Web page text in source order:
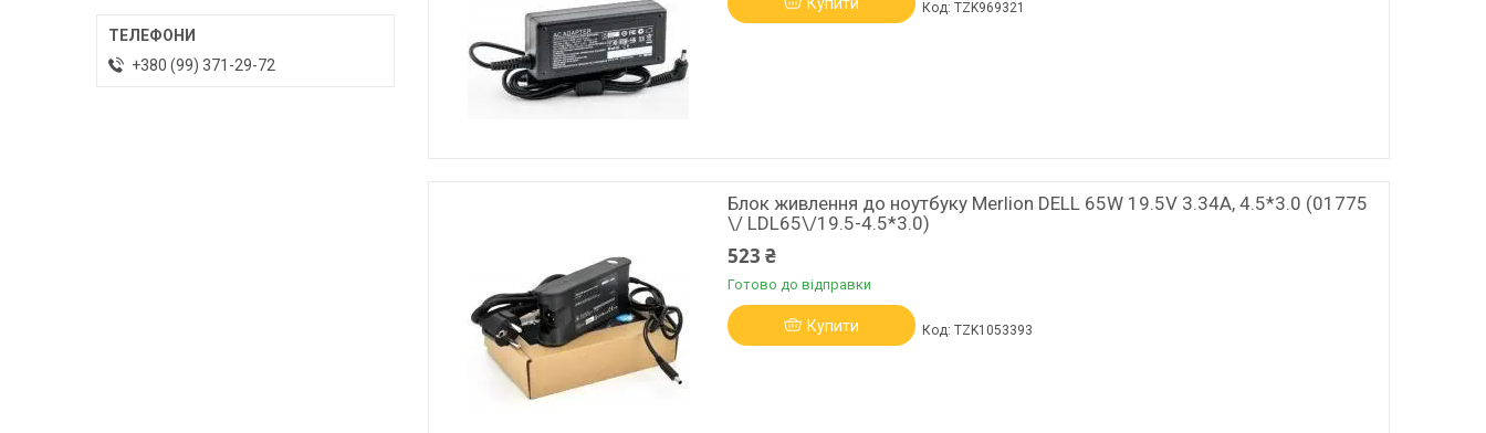
TZK969321
Блок живлення до ноутбуку Merlion DELL 65W 19.5V 3.34A, 4.5*3.0 (01775
\/ LDL65\/19.5-4.5*3.0)
523 ₴
Готово до відправки
Купити TZK1053393
+380 (99) 371-29-72